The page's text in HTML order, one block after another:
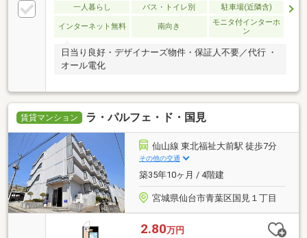
一人暮らし バス・トイレ別 駐車場(近隣含)
インターネット無料 南向き
モニタ付インターホ
ン
日当り良好・デザイナーズ物件・保証人不要／代行 ・
オール電化
賃貸マンション ラ・パルフェ・ド・国見
仙山線 東北福祉大前駅 徒歩7分
その他の交通
築35年10ヶ月 / 4階建
宮城県仙台市青葉区国見１丁目
2.80万円